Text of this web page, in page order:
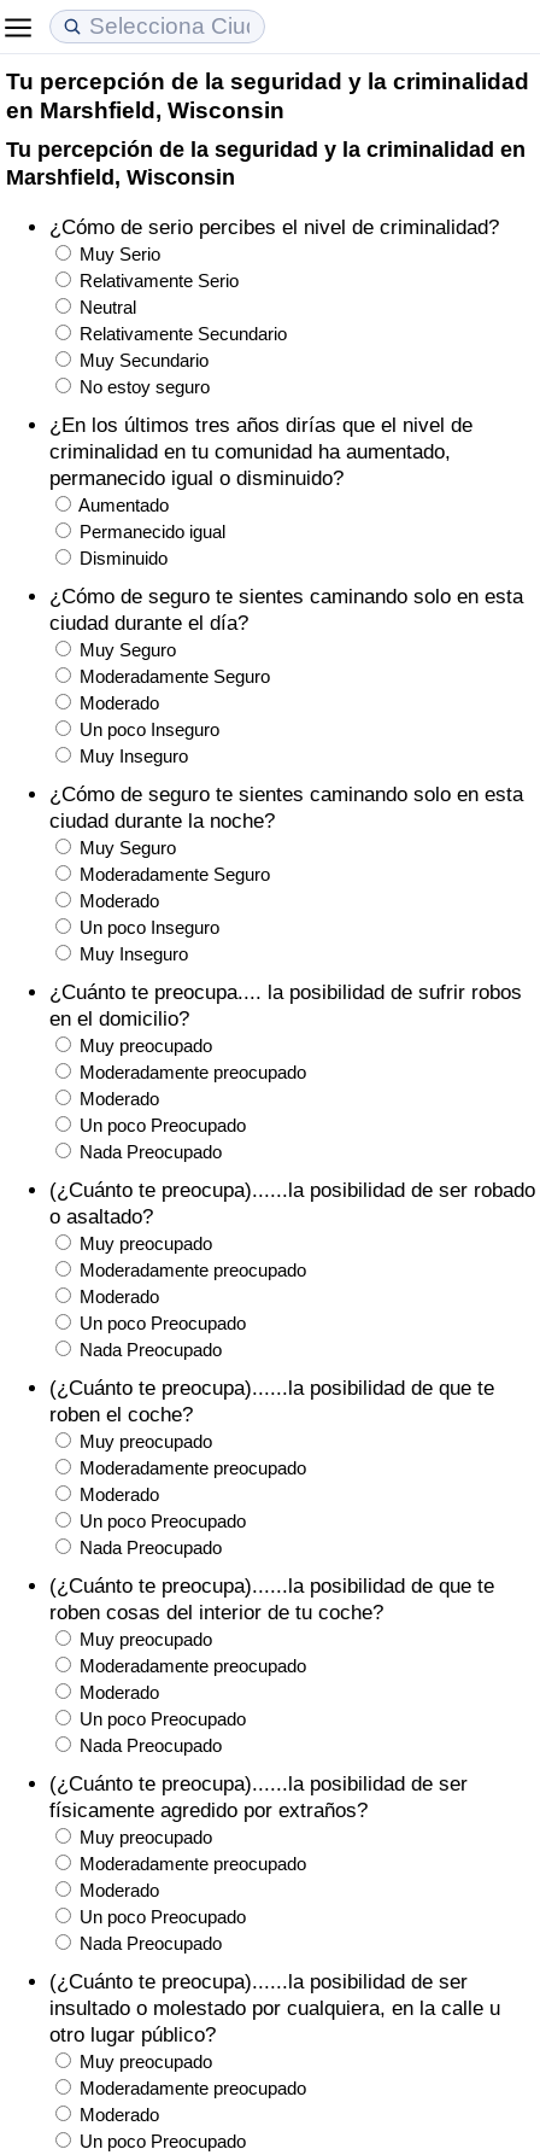
Tu percepción de la seguridad y la criminalidad
en Marshfield, Wisconsin
Tu percepción de la seguridad y la criminalidad en
Marshfield, Wisconsin
¿Cómo de serio percibes el nivel de criminalidad?
Muy Serio
Relativamente Serio
Neutral
Relativamente Secundario
Muy Secundario
No estoy seguro
¿En los últimos tres años dirías que el nivel de
criminalidad en tu comunidad ha aumentado,
permanecido igual o disminuido?
Aumentado
Permanecido igual
Disminuido
¿Cómo de seguro te sientes caminando solo en esta
ciudad durante el día?
Muy Seguro
Moderadamente Seguro
Moderado
Un poco Inseguro
Muy Inseguro
¿Cómo de seguro te sientes caminando solo en esta
ciudad durante la noche?
Muy Seguro
Moderadamente Seguro
Moderado
Un poco Inseguro
Muy Inseguro
¿Cuánto te preocupa.... la posibilidad de sufrir robos
en el domicilio?
Muy preocupado
Moderadamente preocupado
Moderado
Un poco Preocupado
Nada Preocupado
(¿Cuánto te preocupa)......la posibilidad de ser robado
o asaltado?
Muy preocupado
Moderadamente preocupado
Moderado
Un poco Preocupado
Nada Preocupado
(¿Cuánto te preocupa)......la posibilidad de que te
roben el coche?
Muy preocupado
Moderadamente preocupado
Moderado
Un poco Preocupado
Nada Preocupado
(¿Cuánto te preocupa)......la posibilidad de que te
roben cosas del interior de tu coche?
Muy preocupado
Moderadamente preocupado
Moderado
Un poco Preocupado
Nada Preocupado
(¿Cuánto te preocupa)......la posibilidad de ser
físicamente agredido por extraños?
Muy preocupado
Moderadamente preocupado
Moderado
Un poco Preocupado
Nada Preocupado
(¿Cuánto te preocupa)......la posibilidad de ser
insultado o molestado por cualquiera, en la calle u
otro lugar público?
Muy preocupado
Moderadamente preocupado
Moderado
Un poco Preocupado
Coste de vida
Índice de Costo de Vida (Actual)
Índice de Costo de Vida
Índice de costo de vida por país
en aqaba
Precios de las propiedades
Índice de Precios de Inmuebles (Actual)
Índice de Precios de Inmuebles
Índice de Precios de Inmuebles por País
Calidad de Vida
Índice de Calidad de Vida
Índice de Calidad de Vida (Actual)
Índice de calidad de vida por país
Delincuencia
Calificación del Índice de Criminalidad
(Actual)
Índice de Criminalidad
Índice de criminalidad por país
Sanidad
Índice de Sanidad (Actual)
Índice de Sanidad
Índice de Sanidad por País
Contaminación
Índice de Contaminación (Actual)
Índice de contaminación
Índice de Contaminación por País
Tráfico
Índice de Tráfico
Índice de Tráfico (Actual)
Índice de Tráfico por País